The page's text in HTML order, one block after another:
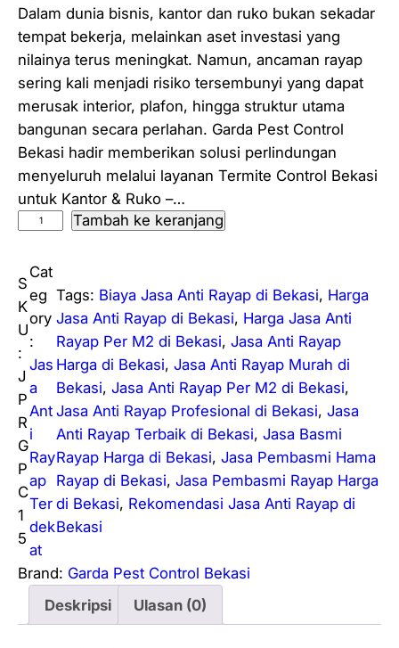
Dalam dunia bisnis, kantor dan ruko bukan sekadar
tempat bekerja, melainkan aset investasi yang
nilainya terus meningkat. Namun, ancaman rayap
sering kali menjadi risiko tersembunyi yang dapat
merusak interior, plafon, hingga struktur utama
bangunan secara perlahan. Garda Pest Control
Bekasi hadir memberikan solusi perlindungan
menyeluruh melalui layanan Termite Control Bekasi
untuk Kantor & Ruko –…
n
t
i
t
a
s
T
e
r
m
t
e
Tambah ke keranjang
S
K
U
:
J
P
R
G
P
C
1
5
Cat
eg
ory
:
Jas
a
Ant
i
Ray
ap
Ter
dek
at
Tags: Biaya Jasa Anti Rayap di Bekasi, Harga
Jasa Anti Rayap di Bekasi, Harga Jasa Anti
Rayap Per M2 di Bekasi, Jasa Anti Rayap
Harga di Bekasi, Jasa Anti Rayap Murah di
Bekasi, Jasa Anti Rayap Per M2 di Bekasi
Jasa Anti Rayap Profesional di Bekasi, Jasa
Anti Rayap Terbaik di Bekasi, Jasa Basmi
Rayap Harga di Bekasi, Jasa Pembasmi Hama
Rayap di Bekasi, Jasa Pembasmi Rayap Harga
di Bekasi, Rekomendasi Jasa Anti Rayap di
Bekasi
Brand: Garda Pest Control Bekasi
Deskripsi
Ulasan (0)